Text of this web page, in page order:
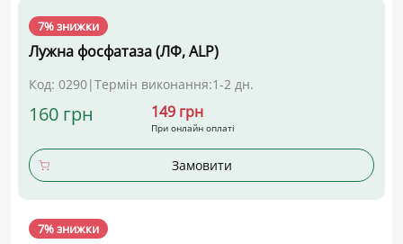
7% знижки
Лужна фосфатаза (ЛФ, ALP)
Код: 0290|Термін виконання:1-2 дн.
160 грн 149 грн
При онлайн оплаті
Замовити
7% знижки